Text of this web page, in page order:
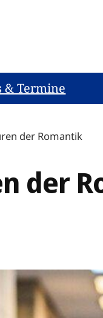
& Termine
der Romantik
der